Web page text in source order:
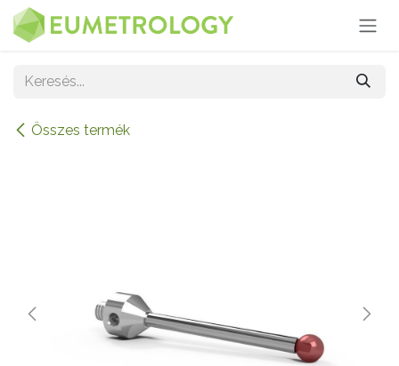
Kihagyás és továbblépés a tartalomhoz
Összes termék